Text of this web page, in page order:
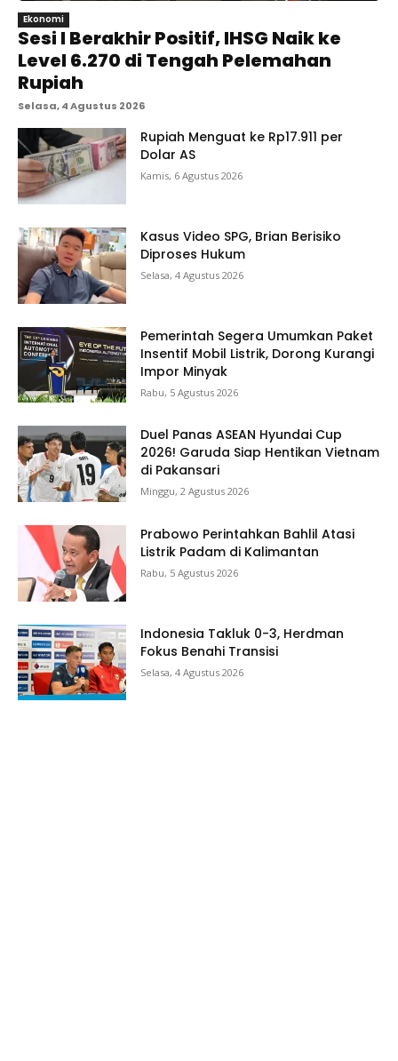
Ekonomi
Sesi I Berakhir Positif, IHSG Naik ke
Level 6.270 di Tengah Pelemahan
Rupiah
Selasa, 4 Agustus 2026
Rupiah Menguat ke Rp17.911 per
Dolar AS
Kamis, 6 Agustus 2026
Kasus Video SPG, Brian Berisiko
Diproses Hukum
Selasa, 4 Agustus 2026
Pemerintah Segera Umumkan Paket
Insentif Mobil Listrik, Dorong Kurangi
Impor Minyak
Rabu, 5 Agustus 2026
Duel Panas ASEAN Hyundai Cup
2026! Garuda Siap Hentikan Vietnam
di Pakansari
Minggu, 2 Agustus 2026
Prabowo Perintahkan Bahlil Atasi
Listrik Padam di Kalimantan
Rabu, 5 Agustus 2026
Indonesia Takluk 0-3, Herdman
Fokus Benahi Transisi
Selasa, 4 Agustus 2026